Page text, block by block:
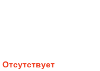
Отсутствует